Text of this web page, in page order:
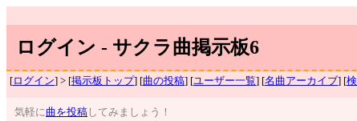
ログイン - サクラ曲掲示板6
[ログイン] > [掲示板トップ] [曲の投稿] [ユーザー一覧] [名曲アーカイブ] [
気軽に曲を投稿 してみましょう！